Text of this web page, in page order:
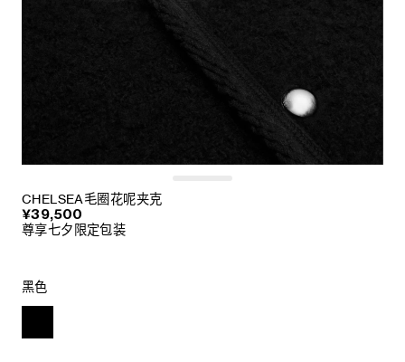
CHELSEA毛圈花呢夹克
¥39,500
尊享七夕限定包装
黑色